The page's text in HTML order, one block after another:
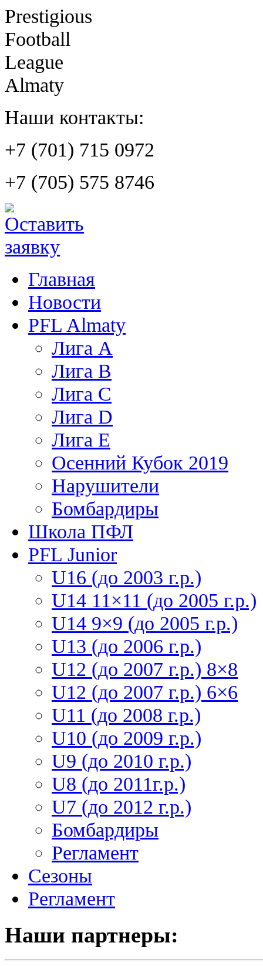
Prestigious
Football
League
Almaty
Наши контакты:
+7 (701) 715 0972
+7 (705) 575 8746
Главная
Новости
PFL Almaty
Лига A
Лига В
Лига С
Лига D
Лига Е
Осенний Кубок 2019
Нарушители
Бомбардиры
Школа ПФЛ
PFL Junior
U16 (до 2003 г.р.)
U14 11×11 (до 2005 г.р.)
U14 9×9 (до 2005 г.р.)
U13 (до 2006 г.р.)
U12 (до 2007 г.р.) 8×8
U12 (до 2007 г.р.) 6×6
U11 (до 2008 г.р.)
U10 (до 2009 г.р.)
U9 (до 2010 г.р.)
U8 (до 2011г.р.)
U7 (до 2012 г.р.)
Бомбардиры
Регламент
Сезоны
Регламент
Наши партнеры: